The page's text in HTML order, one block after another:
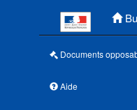
Documents
Aide